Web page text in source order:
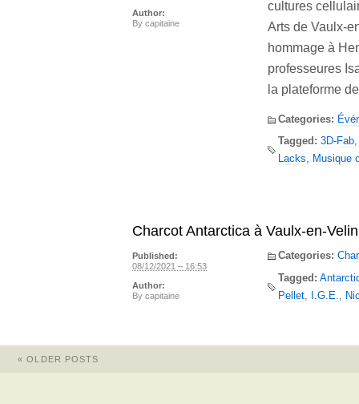
cultures
Arts de Vaulx-
hommage à
professeures
la plateforme
Categories:
Tagged: 3D-Fab
Lacks, Musique
Author:
By capitaine
Charcot Antarctica à Vaulx-en-Velin
Categories:
Tagged:
Pellet
I.G.E.
Published:
08/12/2021 – 16:53
Author:
By capitaine
« OLDER POSTS